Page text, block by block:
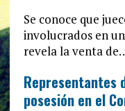
Se conoce que
involucrados en
revela la venta
Representantes
posesión en el